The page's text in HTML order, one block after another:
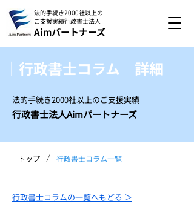
法的手続き2000社以上の
ご支援実績行政書士法人
Aimパートナーズ
｜行政書士コラム 詳細
法的手続き2000社以上のご支援実績
行政書士法人Aimパートナーズ
トップ / 行政書士コラム一覧
行政書士コラムの一覧へもどる ＞